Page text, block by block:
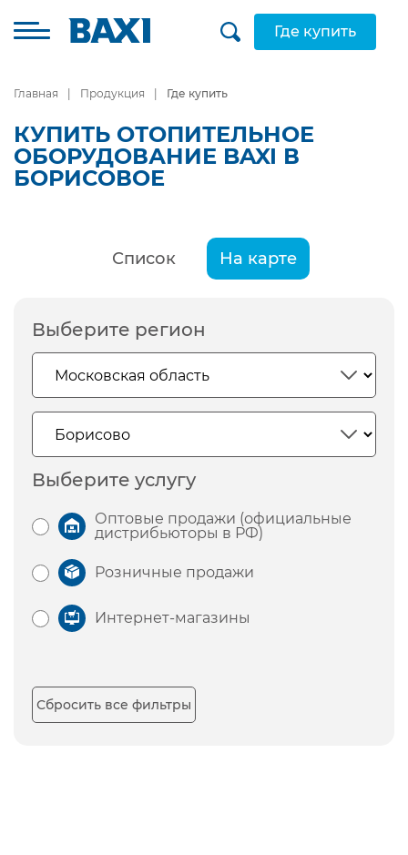
Где купить
Главная Продукция Где купить
КУПИТЬ ОТОПИТЕЛЬНОЕ
ОБОРУДОВАНИЕ BAXI В
БОРИСОВОЕ
Список На карте
Выберите регион
Выберите услугу
Оптовые продажи (официальные
дистрибьюторы в РФ)
Розничные продажи
Интернет-магазины
Сбросить все фильтры